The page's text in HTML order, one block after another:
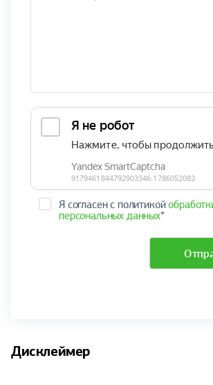
Я согласен с политикой
персональных данных*
Дисклеймер